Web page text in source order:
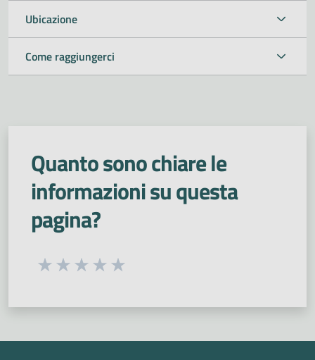
Ubicazione
Come raggiungerci
Quanto sono chiare le
informazioni su questa
pagina?
Seleziona una valutazione da 1 a 5 stelle